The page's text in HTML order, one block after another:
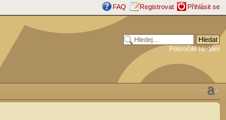
FAQ Registrovat Přihlásit se
Pokročilé hledání